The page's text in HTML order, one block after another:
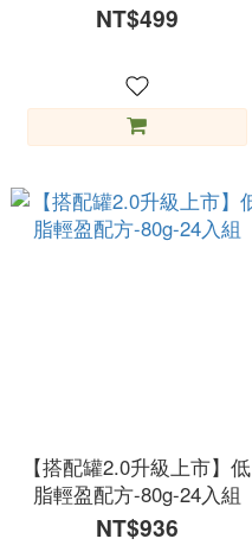
NT$499
【搭配罐2.0升級上市】低
脂輕盈配方-80g-24入組
NT$936